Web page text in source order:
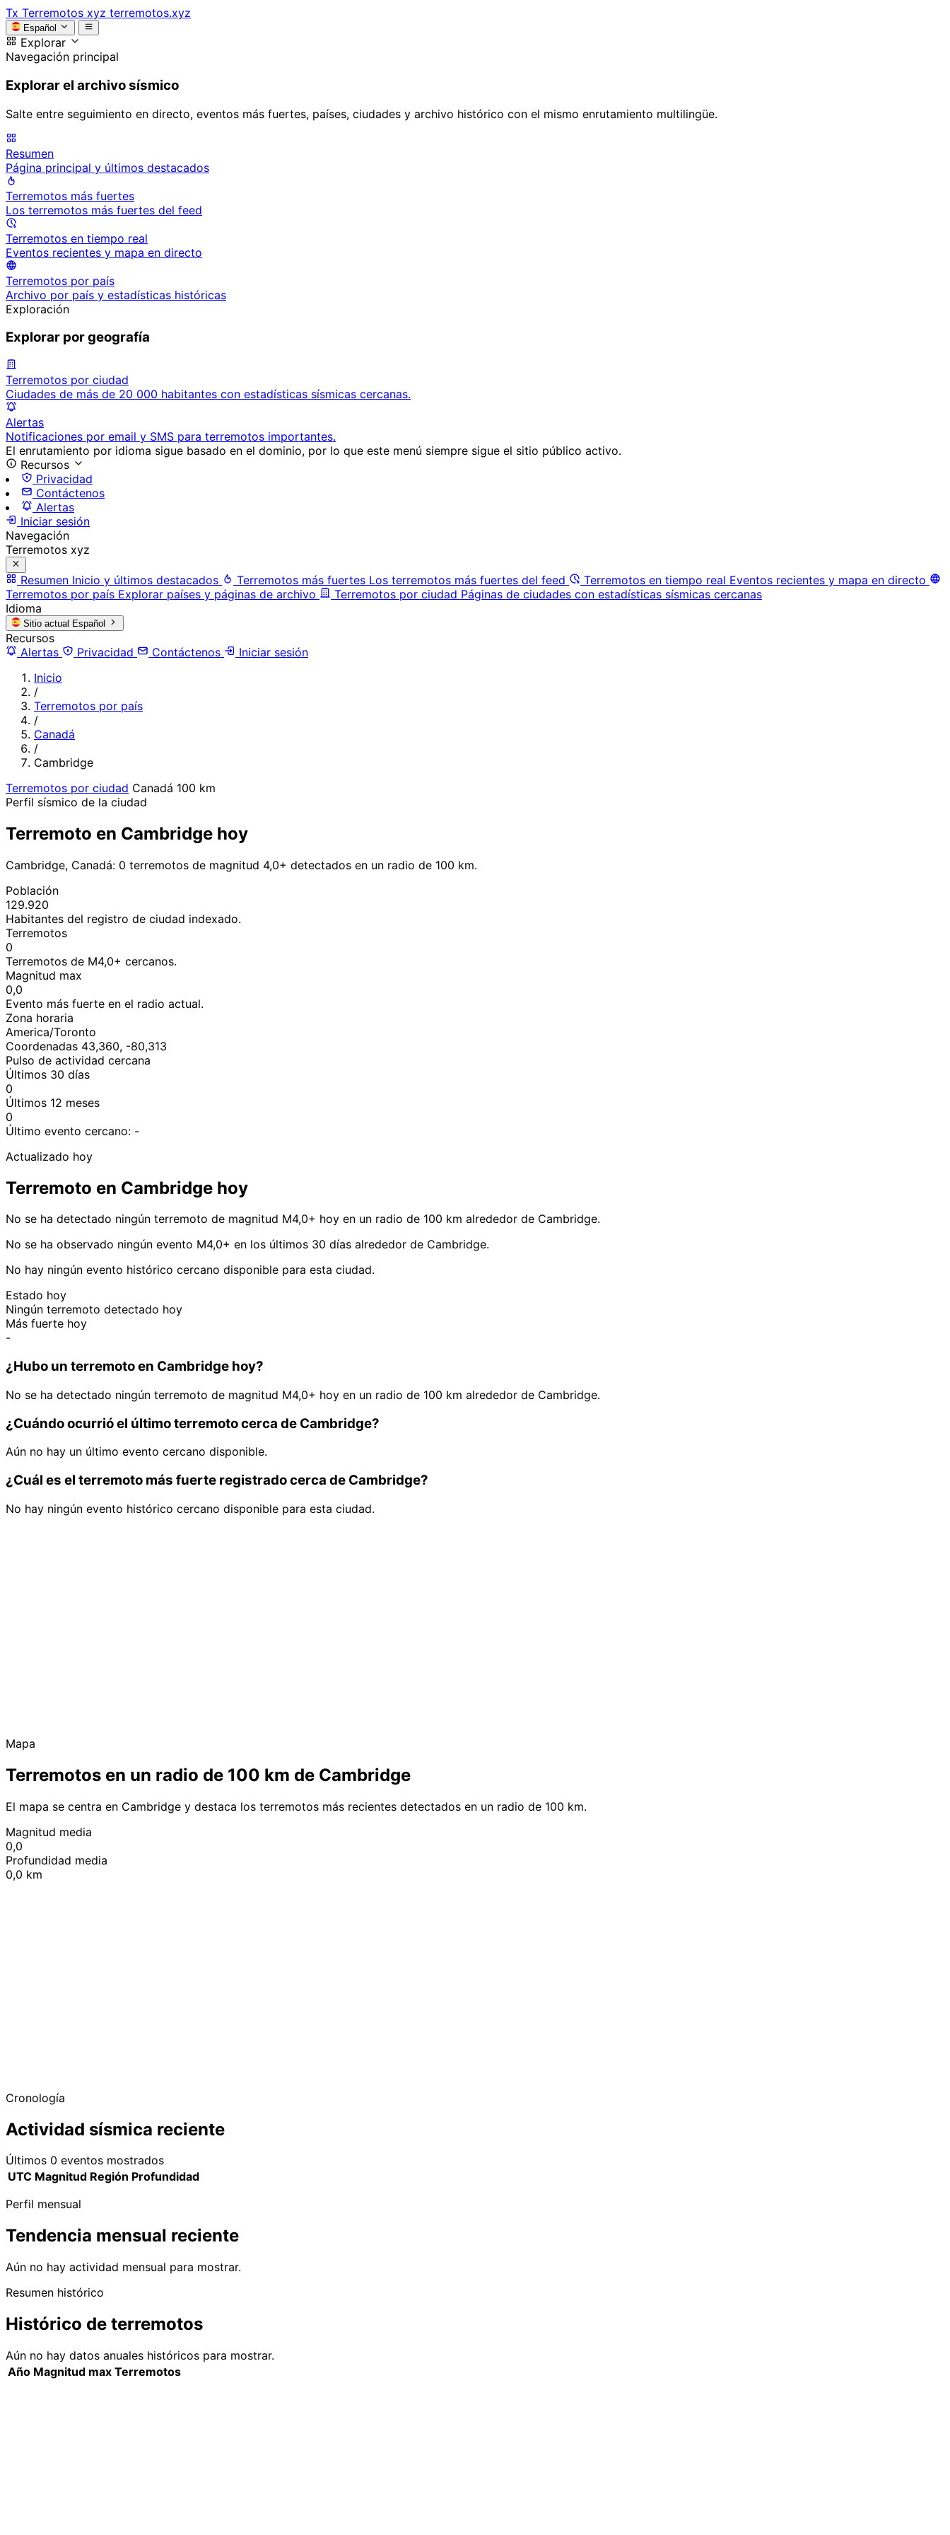
Tx Terremotos xyz terremotos.xyz
Español
Explorar
Navegación principal
Explorar el archivo sísmico
Salte entre seguimiento en directo, eventos más fuertes, países, ciudades y archivo histórico con el mismo enrutamiento multilingüe.
Resumen
Página principal y últimos destacados
Terremotos más fuertes
Los terremotos más fuertes del feed
Terremotos en tiempo real
Eventos recientes y mapa en directo
Terremotos por país
Archivo por país y estadísticas históricas
Exploración
Explorar por geografía
Terremotos por ciudad
Ciudades de más de 20 000 habitantes con estadísticas sísmicas cercanas.
Alertas
Notificaciones por email y SMS para terremotos importantes.
El enrutamiento por idioma sigue basado en el dominio, por lo que este menú siempre sigue el sitio público activo.
Recursos
Privacidad
Contáctenos
Alertas
Iniciar sesión
Navegación
Terremotos xyz
Resumen Inicio y últimos destacados Terremotos más fuertes Los terremotos más fuertes del feed Terremotos en tiempo real Eventos recientes y mapa en directo
Terremotos por país Explorar países y páginas de archivo Terremotos por ciudad Páginas de ciudades con estadísticas sísmicas cercanas
Idioma
Sitio actual Español
Recursos
Alertas
Privacidad Contáctenos
Iniciar sesión
Inicio
/
Terremotos por país
/
Canadá
/
Cambridge
Terremotos por ciudad Canadá 100 km
Perfil sísmico de la ciudad
Terremoto en Cambridge hoy
Cambridge, Canadá: 0 terremotos de magnitud 4,0+ detectados en un radio de 100 km.
Población
129.920
Habitantes del registro de ciudad indexado.
Terremotos
0
Terremotos de M4,0+ cercanos.
Magnitud max
0,0
Evento más fuerte en el radio actual.
Zona horaria
America/Toronto
Coordenadas 43,360, -80,313
Pulso de actividad cercana
Últimos 30 días
0
Últimos 12 meses
0
Último evento cercano: -
Actualizado hoy
Terremoto en Cambridge hoy
No se ha detectado ningún terremoto de magnitud M4,0+ hoy en un radio de 100 km alrededor de Cambridge.
No se ha observado ningún evento M4,0+ en los últimos 30 días alrededor de Cambridge.
No hay ningún evento histórico cercano disponible para esta ciudad.
Estado hoy
Ningún terremoto detectado hoy
Más fuerte hoy
-
¿Hubo un terremoto en Cambridge hoy?
No se ha detectado ningún terremoto de magnitud M4,0+ hoy en un radio de 100 km alrededor de Cambridge.
¿Cuándo ocurrió el último terremoto cerca de Cambridge?
Aún no hay un último evento cercano disponible.
¿Cuál es el terremoto más fuerte registrado cerca de Cambridge?
No hay ningún evento histórico cercano disponible para esta ciudad.
Mapa
Terremotos en un radio de 100 km de Cambridge
El mapa se centra en Cambridge y destaca los terremotos más recientes detectados en un radio de 100 km.
Magnitud media
0,0
Profundidad media
0,0 km
Cronología
Actividad sísmica reciente
Últimos 0 eventos mostrados
UTC Magnitud Región Profundidad
Perfil mensual
Tendencia mensual reciente
Aún no hay actividad mensual para mostrar.
Resumen histórico
Histórico de terremotos
Aún no hay datos anuales históricos para mostrar.
Año Magnitud max Terremotos